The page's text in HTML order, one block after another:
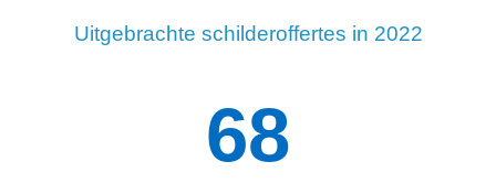
Uitgebrachte schilderoffertes in 2022
94